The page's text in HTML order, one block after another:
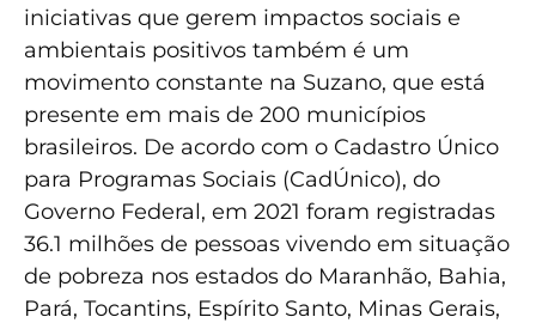
iniciativas que gerem impactos sociais e
ambientais positivos também é um
movimento constante na Suzano, que está
presente em mais de 200 municípios
brasileiros. De acordo com o Cadastro Único
para Programas Sociais (CadÚnico), do
Governo Federal, em 2021 foram registradas
36.1 milhões de pessoas vivendo em situação
de pobreza nos estados do Maranhão, Bahia,
Pará, Tocantins, Espírito Santo, Minas Gerais,